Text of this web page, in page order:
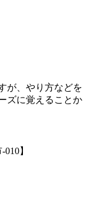
が、やり方などを
ズに覚えることか
】